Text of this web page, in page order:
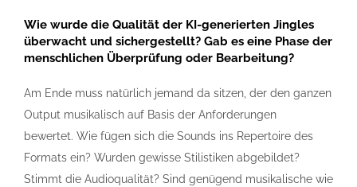
Wie wurde die Qualität der KI-generierten Jingles
überwacht und sichergestellt? Gab es eine Phase der
menschlichen Überprüfung oder Bearbeitung?
Am Ende muss natürlich jemand da sitzen, der den ganzen
Output musikalisch auf Basis der Anforderungen
bewertet. Wie fügen sich die Sounds ins Repertoire des
Formats ein? Wurden gewisse Stilistiken abgebildet?
Stimmt die Audioqualität? Sind genügend musikalische wie